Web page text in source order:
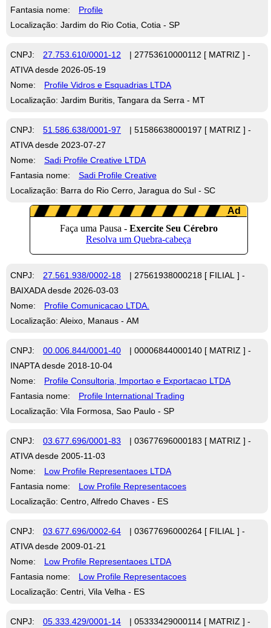
Fantasia nome:
Profile
Localização: Jardim do Rio Cotia, Cotia - SP
CNPJ: 27.753.610/0001-12
| 27753610000112 [ MATRIZ ] -
ATIVA desde 2026-05-19
Nome:
Profile Vidros e Esquadrias LTDA
Localização: Jardim Buritis, Tangara da Serra - MT
CNPJ: 51.586.638/0001-97
| 51586638000197 [ MATRIZ ] -
ATIVA desde 2023-07-27
Nome:
Sadi Profile Creative LTDA
Fantasia nome:
Sadi Profile Creative
Localização: Barra do Rio Cerro, Jaragua do Sul - SC
CNPJ: 27.561.938/0002-18
| 27561938000218 [ FILIAL ] -
BAIXADA desde 2026-03-03
Nome:
Profile Comunicacao LTDA.
Localização: Aleixo, Manaus - AM
CNPJ: 00.006.844/0001-40
| 00006844000140 [ MATRIZ ] -
INAPTA desde 2018-10-04
Nome:
Profile Consultoria, Importao e Exportacao LTDA
Fantasia nome:
Profile International Trading
Localização: Vila Formosa, Sao Paulo - SP
CNPJ: 03.677.696/0001-83
| 03677696000183 [ MATRIZ ] -
ATIVA desde 2005-11-03
Nome:
Low Profile Representaoes LTDA
Fantasia nome:
Low Profile Representacoes
Localização: Centro, Alfredo Chaves - ES
CNPJ: 03.677.696/0002-64
| 03677696000264 [ FILIAL ] -
ATIVA desde 2009-01-21
Nome:
Low Profile Representaoes LTDA
Fantasia nome:
Low Profile Representacoes
Localização: Centri, Vila Velha - ES
CNPJ: 05.333.429/0001-14
| 05333429000114 [ MATRIZ ] -